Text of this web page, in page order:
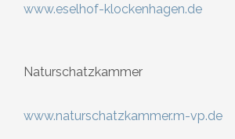
www.eselhof-klockenhagen.de
Naturschatzkammer
www.naturschatzkammer.m-vp.de